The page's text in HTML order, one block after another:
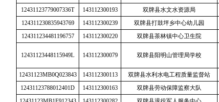
12431123779007336T
143112300193
双牌县水文水资源局
124311230835943769
143112300239
双牌县打鼓坪乡中心幼儿园
124311234481196757
143112300220 双牌县茶林镇中心卫生院
12431123448115949L 143112300079 双牌县阳明山管理局学校
12431123MB0Q023843 143112300113
双牌县水利水电工程质量监督站
12431123788012401D
143112300163
双牌县劳动保障监察大队